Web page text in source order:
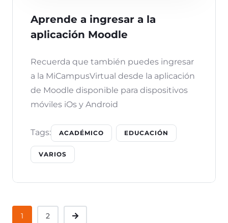
Aprende a ingresar a la
aplicación Moodle
Recuerda que también puedes ingresar
a la MiCampusVirtual desde la aplicación
de Moodle disponible para dispositivos
móviles iOs y Android
Tags: ACADÉMICO EDUCACIÓN
VARIOS
1 2